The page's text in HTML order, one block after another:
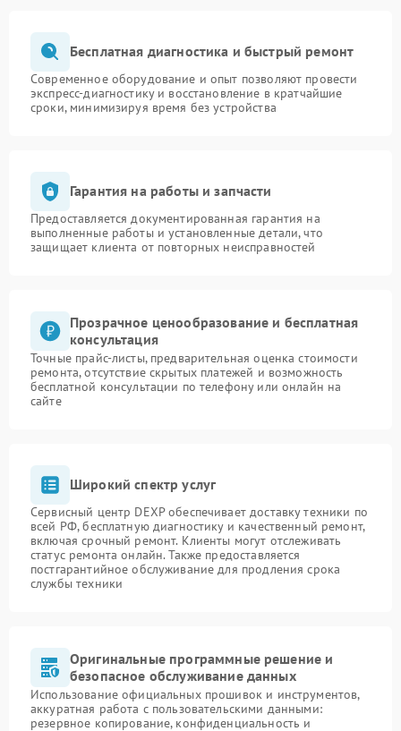
Бесплатная диагностика и быстрый ремонт
Современное оборудование и опыт позволяют провести
экспресс-диагностику и восстановление в кратчайшие
сроки, минимизируя время без устройства
Гарантия на работы и запчасти
Предоставляется документированная гарантия на
выполненные работы и установленные детали, что
защищает клиента от повторных неисправностей
Прозрачное ценообразование и бесплатная
консультация
Точные прайс-листы, предварительная оценка стоимости
ремонта, отсутствие скрытых платежей и возможность
бесплатной консультации по телефону или онлайн на
сайте
Широкий спектр услуг
Сервисный центр DEXP обеспечивает доставку техники по
всей РФ, бесплатную диагностику и качественный ремонт,
включая срочный ремонт. Клиенты могут отслеживать
статус ремонта онлайн. Также предоставляется
постгарантийное обслуживание для продления срока
службы техники
Оригинальные программные решение и
безопасное обслуживание данных
Использование официальных прошивок и инструментов,
аккуратная работа с пользовательскими данными:
резервное копирование, конфиденциальность и